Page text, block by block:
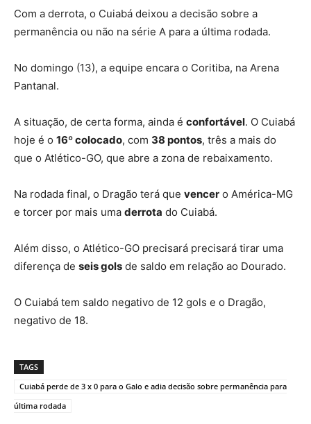
Com a derrota, o Cuiabá deixou a decisão sobre a
permanência ou não na série A para a última rodada.
No domingo (13), a equipe encara o Coritiba, na Arena
Pantanal.
A situação, de certa forma, ainda é confortável. O Cuiabá
hoje é o 16º colocado, com 38 pontos, três a mais do
que o Atlético-GO, que abre a zona de rebaixamento.
Na rodada final, o Dragão terá que vencer o América-MG
e torcer por mais uma derrota do Cuiabá.
Além disso, o Atlético-GO precisará precisará tirar uma
diferença de seis gols de saldo em relação ao Dourado.
O Cuiabá tem saldo negativo de 12 gols e o Dragão,
negativo de 18.
TAGS
Cuiabá perde de 3 x 0 para o Galo e adia decisão sobre permanência para
última rodada